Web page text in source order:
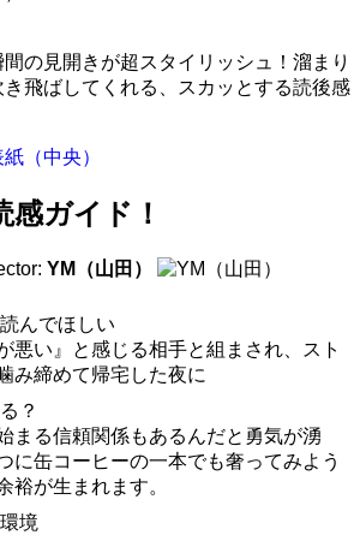
の見開きが超スタイリッシュ！溜まり
飛ばしてくれる、スカッとする読後感
感ガイド！
YM（山田）
んでほしい
悪い』と感じる相手と組まされ、スト
み締めて帰宅した夜に
？
まる信頼関係もあるんだと勇気が湧
に缶コーヒーの一本でも奢ってみよう
裕が生まれます。
境